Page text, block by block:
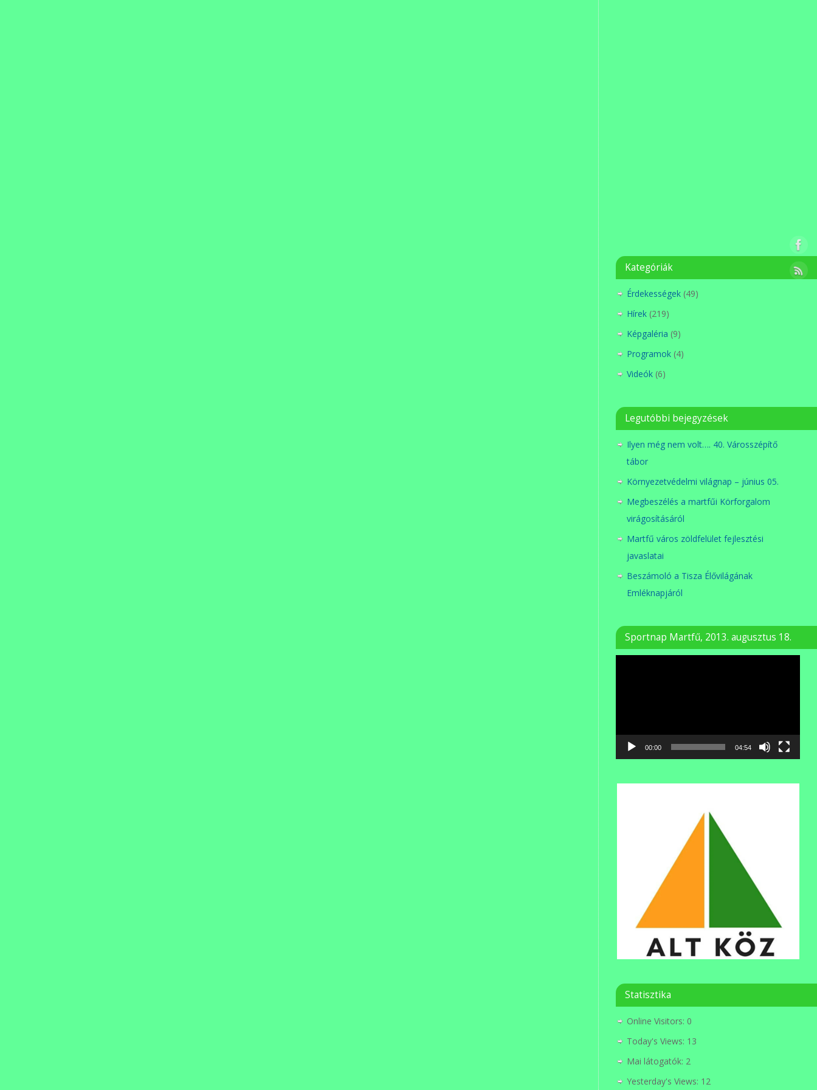
Kategóriák
Érdekességek (49)
Hírek (219)
Képgaléria (9)
Programok (4)
Videók (6)
Legutóbbi bejegyzések
Ilyen még nem volt…. 40. Városszépítő
tábor
Környezetvédelmi világnap – június 05.
Megbeszélés a martfűi Körforgalom
virágosításáról
Martfű város zöldfelület fejlesztési
javaslatai
Beszámoló a Tisza Élővilágának
Emléknapjáról
Sportnap Martfű, 2013. augusztus 18.
00:00 04:54
Statisztika
Online Visitors: 0
Today's Views: 13
Mai látogatók: 2
Yesterday's Views: 12